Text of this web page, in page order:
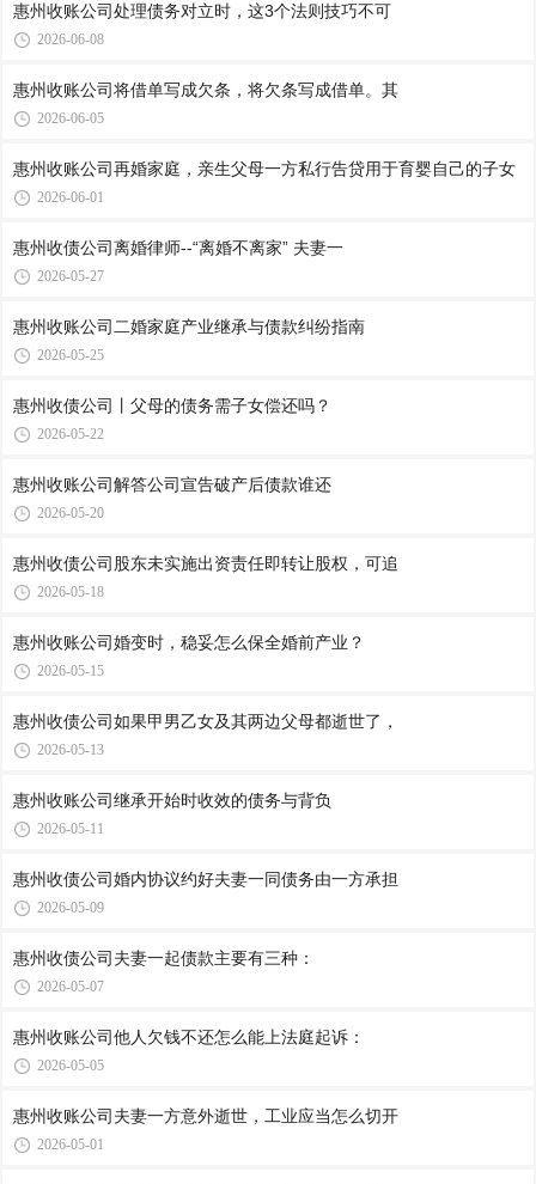
惠州收账公司​处理债务对立时，这3个法则技巧不可
2026-06-08
惠州收账公司​将借单写成欠条，将欠条写成借单。其
2026-06-05
惠州收账公司再婚家庭，亲生父母一方私行告贷用于育婴自己的子女
2026-06-01
惠州收债公司​离婚律师--“离婚不离家” 夫妻一
2026-05-27
惠州收账公司​二婚家庭产业继承与债款纠纷指南
2026-05-25
惠州收债公司​丨父母的债务需子女偿还吗？
2026-05-22
惠州收账公司​解答公司宣告破产后债款谁还
2026-05-20
惠州收债公司​股东未实施出资责任即转让股权，可追
2026-05-18
惠州收账公司​婚变时，稳妥怎么保全婚前产业？
2026-05-15
惠州收债公司​如果甲男乙女及其两边父母都逝世了，
2026-05-13
惠州收账公司​继承开始时收效的债务与背负
2026-05-11
惠州收债公司​婚内协议约好夫妻一同债务由一方承担
2026-05-09
惠州收债公司​夫妻一起债款主要有三种：
2026-05-07
惠州收账公司​他人欠钱不还怎么能上法庭起诉：
2026-05-05
惠州收账公司​夫妻一方意外逝世，工业应当怎么切开
2026-05-01